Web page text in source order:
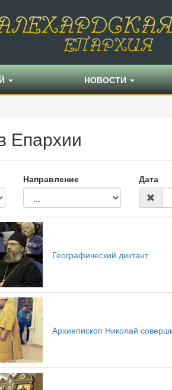
НОВОСТИ
Епархии
Направление Дата
Географический диктант
Архиепископ Николай